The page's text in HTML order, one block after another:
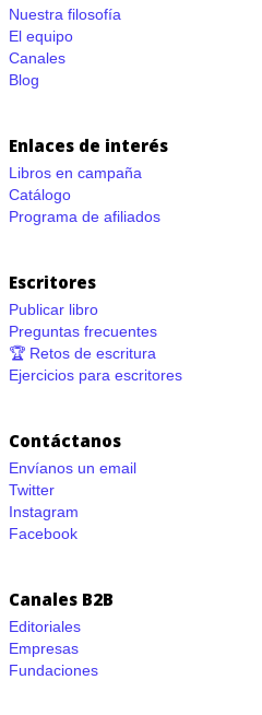
Nuestra filosofía
El equipo
Canales
Blog
Enlaces de interés
Libros en campaña
Catálogo
Programa de afiliados
Escritores
Publicar libro
Preguntas frecuentes
🏆 Retos de escritura
Ejercicios para escritores
Contáctanos
Envíanos un email
Twitter
Instagram
Facebook
Canales B2B
Editoriales
Empresas
Fundaciones